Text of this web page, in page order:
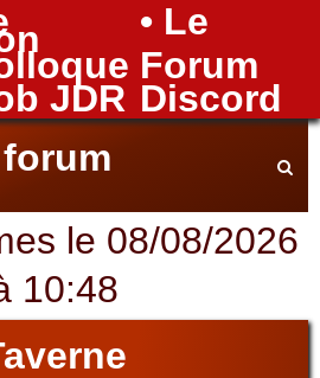
• Le
Forum
JDR Discord
e
le 08/08/2026
10:48